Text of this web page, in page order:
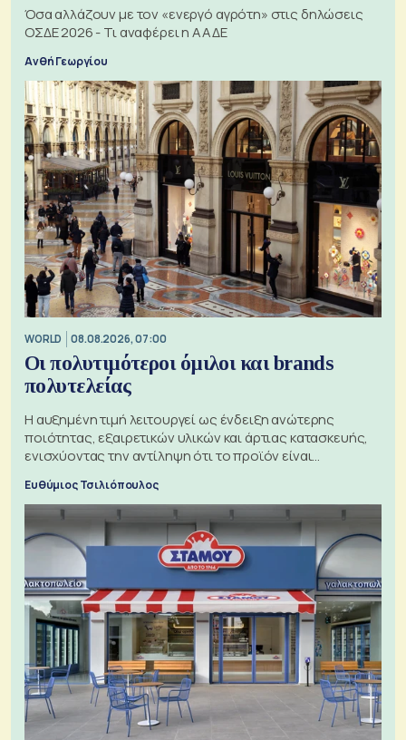
Όσα αλλάζουν με τον «ενεργό αγρότη» στις δηλώσεις
ΟΣΔΕ 2026 - Τι αναφέρει η ΑΑΔΕ
Ανθή Γεωργίου
WORLD 08.08.2026, 07:00
Οι πολυτιμότεροι όμιλοι και brands
πολυτελείας
Η αυξημένη τιμή λειτουργεί ως ένδειξη ανώτερης
ποιότητας, εξαιρετικών υλικών και άρτιας κατασκευής,
ενισχύοντας την αντίληψη ότι το προϊόν είναι
Ευθύμιος Τσιλιόπουλος